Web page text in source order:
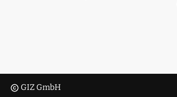
GIZ GmbH